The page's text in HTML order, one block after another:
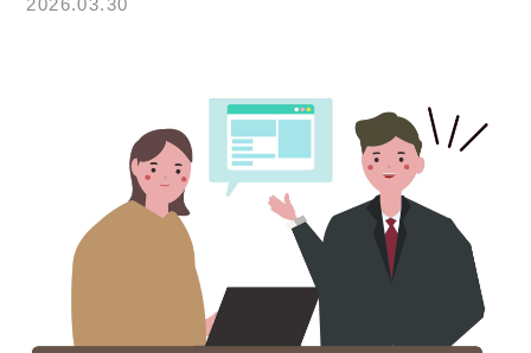
2026.03.30